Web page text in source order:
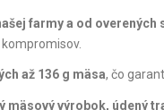
farmy a od
až 136 g mäsa, čo
mäsový výrobok, údený